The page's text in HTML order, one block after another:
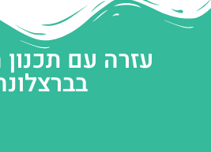
עזרה עם